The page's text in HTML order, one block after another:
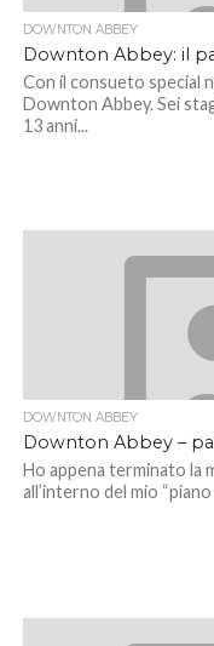
DOWNTON ABBEY
Downton Abbey: il
Con il consueto special
Downton Abbey. Sei
13 anni...
DOWNTON ABBEY
Downton Abbey –
Ho appena terminato la
all’interno del mio